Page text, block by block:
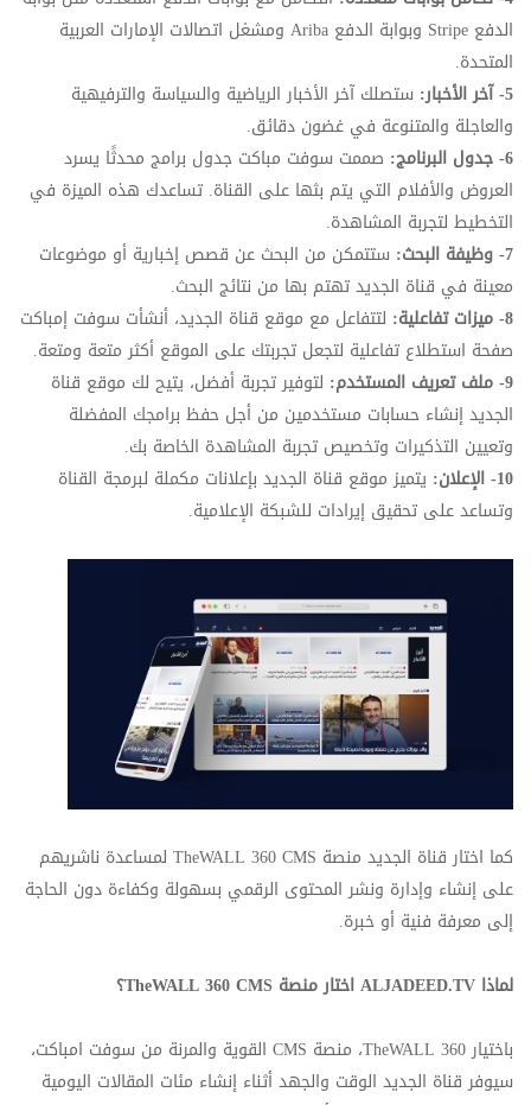
الدفع Stripe وبوابة الدفع Ariba ومشغل اتصالات الإمارات العربية
المتحدة.
5- آخر الأخبار:
ستصلك آخر الأخبار الرياضية والسياسة والترفيهية
والعاجلة والمتنوعة في غضون دقائق.
6- جدول البرنامج:
صممت سوفت مباكت جدول برامج محدثًا يسرد
العروض والأفلام التي يتم بثها على القناة. تساعدك هذه الميزة في
التخطيط لتجربة المشاهدة.
7- وظيفة البحث:
ستتمكن من البحث عن قصص إخبارية أو موضوعات
معينة في قناة الجديد تهتم بها من نتائج البحث.
8- ميزات تفاعلية:
لتتفاعل مع موقع قناة الجديد، أنشأت سوفت إمباكت
صفحة استطلاع تفاعلية لتجعل تجربتك على الموقع أكثر متعة ومتعة.
9- ملف تعريف المستخدم:
لتوفير تجربة أفضل، يتيح لك موقع قناة
الجديد إنشاء حسابات مستخدمين من أجل حفظ برامجك المفضلة
وتعيين التذكيرات وتخصيص تجربة المشاهدة الخاصة بك.
10- الإعلان:
يتميز موقع قناة الجديد بإعلانات مكملة لبرمجة القناة
وتساعد على تحقيق إيرادات للشبكة الإعلامية.
كما اختار قناة الجديد منصة TheWALL 360 CMS لمساعدة ناشريهم
على إنشاء وإدارة ونشر المحتوى الرقمي بسهولة وكفاءة دون الحاجة
إلى معرفة فنية أو خبرة.
لماذا ALJADEED.TVاختار منصة TheWALL 360 CMS؟
باختيارTheWALL 360، منصة CMS القوية والمرنة من سوفت امباكت،
سيوفر قناة الجديد الوقت والجهد أثناء إنشاء مئات المقالات اليومية